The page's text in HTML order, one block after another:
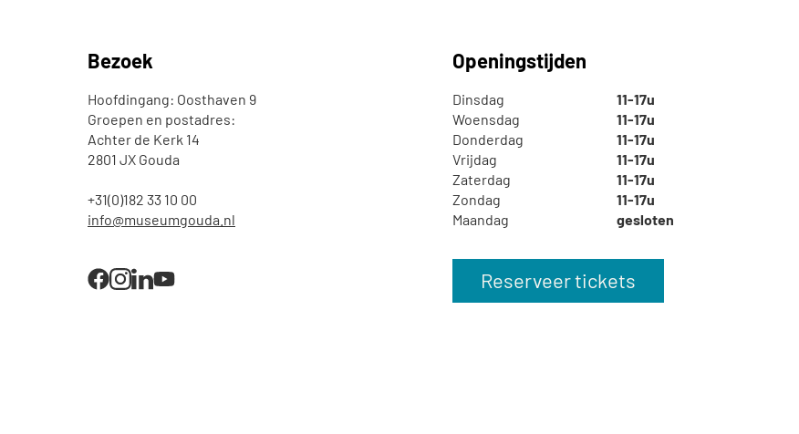
Bezoek
Hoofdingang: Oosthaven 9
Groepen en postadres:
Achter de Kerk 14
2801 JX Gouda
+31(0)182 33 10 00
info@museumgouda.nl
Openingstijden
Dinsdag
11-17u
Woensdag
11-17u
Donderdag
11-17u
Vrijdag
11-17u
Zaterdag
11-17u
Zondag
11-17u
Maandag
gesloten
Reserveer tickets